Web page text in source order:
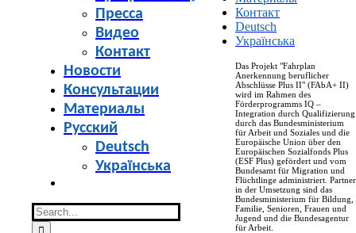
Пресса
Видео
Контакт
Новости
Консультации
Материалы
Русский
Deutsch
Українська
Search
for:
Контакт
Deutsch
Українська
Das Projekt "Fahrplan
Anerkennung beruflicher
Abschlüsse Plus II" (FAbA+ II)
wird im Rahmen des
Förderprogramms IQ –
Integration durch Qualifizierung
durch das Bundesministerium
für Arbeit und Soziales und die
Europäische Union über den
Europäischen Sozialfonds Plus
(ESF Plus) gefördert und vom
Bundesamt für Migration und
Flüchtlinge administriert. Partner
in der Umsetzung sind das
Bundesministerium für Bildung,
Familie, Senioren, Frauen und
Jugend und die Bundesagentur
für Arbeit.